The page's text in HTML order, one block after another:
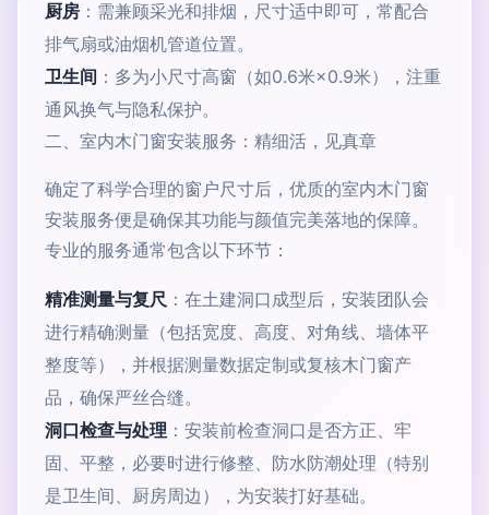
厨房 ：需兼顾采光和排烟，尺寸适中即可，常配合
排气扇或油烟机管道位置。
卫生间 ：多为小尺寸高窗（如0.6米×0.9米），注重
通风换气与隐私保护。
二、室内木门窗安装服务：精细活，见真章
确定了科学合理的窗户尺寸后，优质的室内木门窗
安装服务便是确保其功能与颜值完美落地的保障。
专业的服务通常包含以下环节：
精准测量与复尺 ：在土建洞口成型后，安装团队会
进行精确测量（包括宽度、高度、对角线、墙体平
整度等），并根据测量数据定制或复核木门窗产
品，确保严丝合缝。
洞口检查与处理 ：安装前检查洞口是否方正、牢
固、平整，必要时进行修整、防水防潮处理（特别
是卫生间、厨房周边），为安装打好基础。